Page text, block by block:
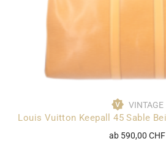
VINTAGE
Louis Vuitton Keepall 45 Sable
ab 590,00 CHF